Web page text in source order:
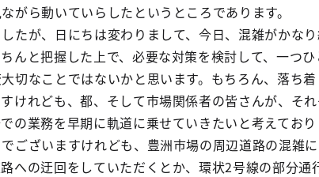
がら動いていらしたというところであります。
たが、日にちは変わりまして、今日、混雑がかな
んと把握した上で、必要な対策を検討して、一つ
切なことではないかと思います。もちろん、落ち
けれども、都、そして市場関係者の皆さんが、そ
の業務を早期に軌道に乗せていきたいと考えており
ございますけれども、豊洲市場の周辺道路の混雑
への迂回をしていただくとか、環状2号線の部分通